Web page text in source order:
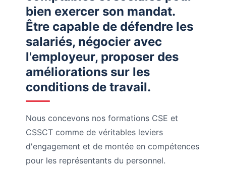
bien exercer son mandat.
Être capable de défendre les
salariés, négocier avec
l'employeur, proposer des
améliorations sur les
conditions de travail.
Nous concevons nos formations CSE et
CSSCT comme de véritables leviers
d'engagement et de montée en compétences
pour les représentants du personnel.